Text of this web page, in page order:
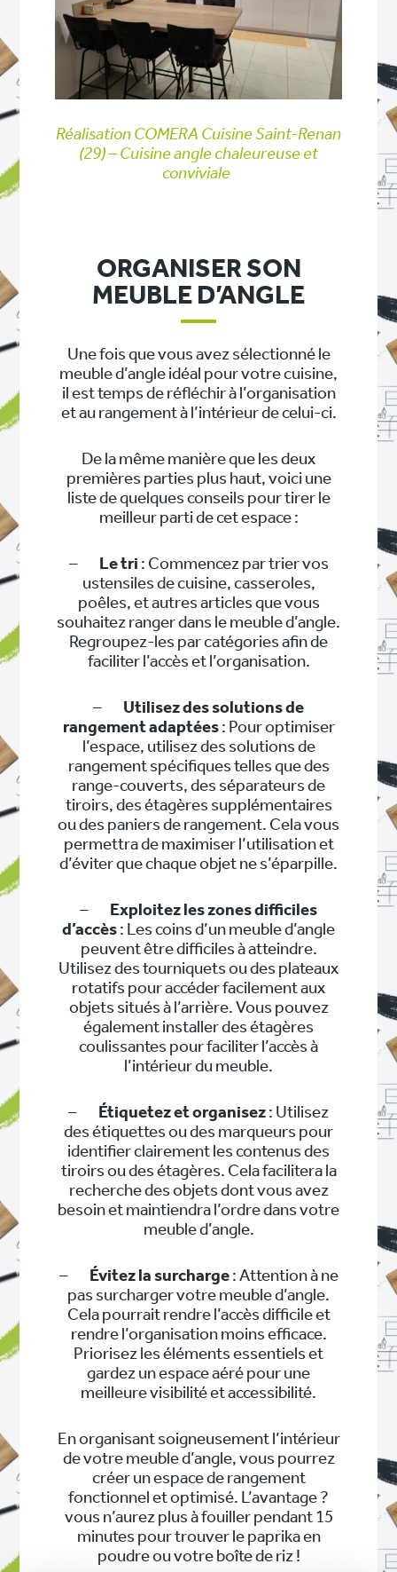
Réalisation COMERA Cuisine Saint-Renan
(29) – Cuisine angle chaleureuse et
conviviale
ORGANISER SON
MEUBLE D’ANGLE
Une fois que vous avez sélectionné le
meuble d’angle idéal pour votre cuisine,
il est temps de réfléchir à l’organisation
et au rangement à l’intérieur de celui-ci.
De la même manière que les deux
premières parties plus haut, voici une
liste de quelques conseils pour tirer le
meilleur parti de cet espace :
– Le tri : Commencez par trier vos
ustensiles de cuisine, casseroles,
poêles, et autres articles que vous
souhaitez ranger dans le meuble d’angle.
Regroupez-les par catégories afin de
faciliter l’accès et l’organisation.
–
Utilisez des solutions de
rangement adaptées: Pour optimiser
l’espace, utilisez des solutions de
rangement spécifiques telles que des
range-couverts, des séparateurs de
tiroirs, des étagères supplémentaires
ou des paniers de rangement. Cela vous
permettra de maximiser l’utilisation et
d’éviter que chaque objet ne s’éparpille.
–
Exploitez les zones difficiles
d’accès : Les coins d’un meuble d’angle
peuvent être difficiles à atteindre.
Utilisez des tourniquets ou des plateaux
rotatifs pour accéder facilement aux
objets situés à l’arrière. Vous pouvez
également installer des étagères
coulissantes pour faciliter l’accès à
l’intérieur du meuble.
– Étiquetez et organisez : Utilisez
des étiquettes ou des marqueurs pour
identifier clairement les contenus des
tiroirs ou des étagères. Cela facilitera la
recherche des objets dont vous avez
besoin et maintiendra l’ordre dans votre
meuble d’angle.
– Évitez la surcharge: Attention à ne
pas surcharger votre meuble d’angle.
Cela pourrait rendre l’accès difficile et
rendre l’organisation moins efficace.
Priorisez les éléments essentiels et
gardez un espace aéré pour une
meilleure visibilité et accessibilité.
En organisant soigneusement l’intérieur
de votre meuble d’angle, vous pourrez
créer un espace de rangement
fonctionnel et optimisé. L’avantage ?
vous n’aurez plus à fouiller pendant 15
minutes pour trouver le paprika en
poudre ou votre boîte de riz !